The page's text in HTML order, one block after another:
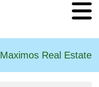
Maximos Real Estate